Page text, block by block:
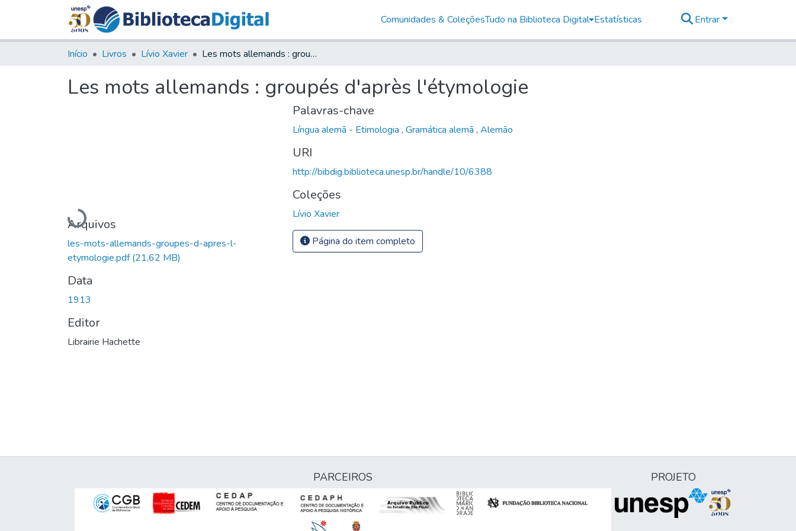
Comunidades & ColeçõesTudo na Biblioteca Digital Estatísticas Entrar
Início Livros Lívio Xavier Les mots allemands : groupés d'après l'étymologie
Les mots allemands : groupés d'après l'étymologie
Carregando...
Arquivos
les-mots-allemands-groupes-d-apres-l-
etymologie.pdf(21,62 MB)
Data
1913
Editor
Librairie Hachette
Palavras-chave
Língua alemã - Etimologia , Gramática alemã , Alemão
URI
http://bibdig.biblioteca.unesp.br/handle/10/6388
Coleções
Lívio Xavier
Página do item completo
PARCEIROS PROJETO